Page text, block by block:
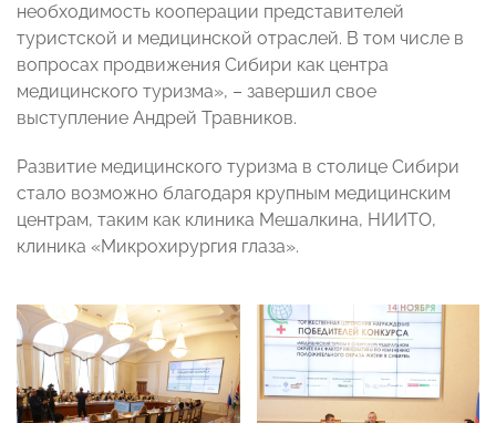
необходимость кооперации представителей
туристской и медицинской отраслей. В том числе в
вопросах продвижения Сибири как центра
медицинского туризма», – завершил свое
выступление Андрей Травников.
Развитие медицинского туризма в столице Сибири
стало возможно благодаря крупным медицинским
центрам, таким как клиника Мешалкина, НИИТО,
клиника «Микрохирургия глаза».